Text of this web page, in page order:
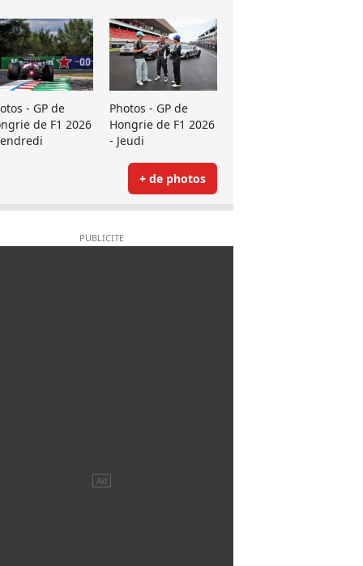
- GP de
de F1 2026
Photos - GP de
Hongrie de F1 2026
- Jeudi
+ de photos